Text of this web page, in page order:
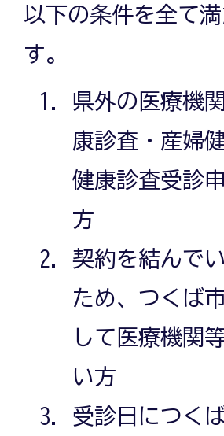
以下の条件を全て
す。
県外の医療機
康診査・産婦
健康診査受診
方
契約を結んで
ため、つくば
して医療機関
い方
受診日につく